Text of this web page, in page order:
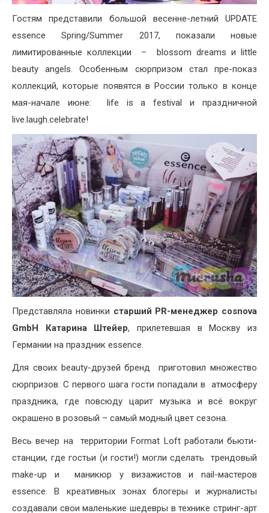
Гостям представили большой весенне-летний UPDATE
essence Spring/Summer 2017, показали новые
лимитированные коллекции – blossom dreams и little
beauty angels. Особенным сюрпризом стал пре-показ
коллекций, которые появятся в России только в конце
мая-начале июне: life is a festival и праздничной
live.laugh.celebrate!
Представляла новинки старший PR-менеджер cosnova
GmbH Катарина Штейер, прилетевшая в Москву из
Германии на праздник essence.
Для своих beauty-друзей бренд приготовил множество
сюрпризов. С первого шага гости попадали в атмосферу
праздника, где повсюду царит музыка и всё вокруг
окрашено в розовый – самый модный цвет сезона.
Весь вечер на территории Format Loft работали бьюти-
станции, где гостьи (и гости!) могли сделать трендовый
make-up и маникюр у визажистов и nail-мастеров
essence. В креативных зонах блогеры и журналисты
создавали свои маленькие шедевры в технике стринг-арт